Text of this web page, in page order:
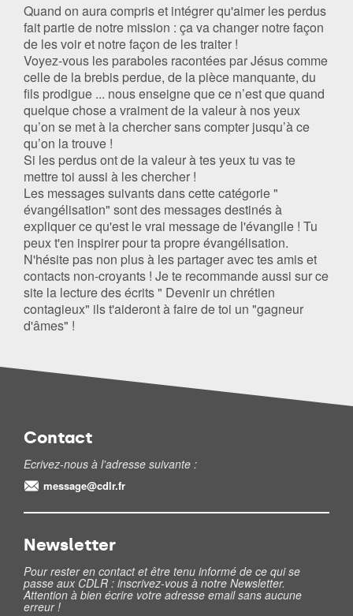
Quand on aura compris et intégrer qu'aimer les perdus
fait partie de notre mission : ça va changer notre façon
de les voir et notre façon de les traiter !
Voyez-vous les paraboles racontées par Jésus comme
celle de la brebis perdue, de la pièce manquante, du
fils prodigue ... nous enseigne que ce n’est que quand
quelque chose a vraiment de la valeur à nos yeux
qu’on se met à la chercher sans compter jusqu’à ce
qu’on la trouve !
Si les perdus ont de la valeur à tes yeux tu vas te
mettre toi aussi à les chercher !
Les messages suivants dans cette catégorie "
évangélisation" sont des messages destinés à
expliquer ce qu'est le vrai message de l'évangile ! Tu
peux t'en inspirer pour ta propre évangélisation.
N'hésite pas non plus à les partager avec tes amis et
contacts non-croyants ! Je te recommande aussi sur ce
site la lecture des écrits " Devenir un chrétien
contagieux" ils t'aideront à faire de toi un "gagneur
d'âmes" !
Contact
Ecrivez-nous à l'adresse suivante :
message@cdlr.fr
Newsletter
Pour rester en contact et être tenu informé de ce qui se
passe aux CDLR : inscrivez-vous à notre Newsletter.
Attention à bien écrire votre adresse email sans aucune
erreur !